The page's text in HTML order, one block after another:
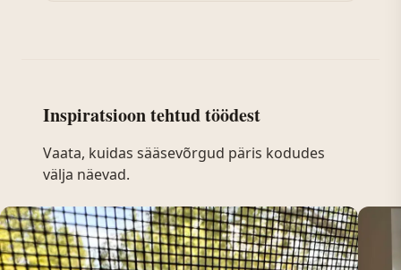
Inspiratsioon tehtud töödest
Vaata, kuidas sääsevõrgud päris kodudes
välja näevad.